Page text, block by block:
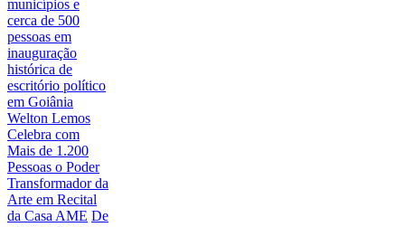
municípios e
cerca de 500
pessoas em
inauguração
histórica de
escritório político
em Goiânia
Welton Lemos
Celebra com
Mais de 1.200
Pessoas o Poder
Transformador da
Arte em Recital
da Casa AME De